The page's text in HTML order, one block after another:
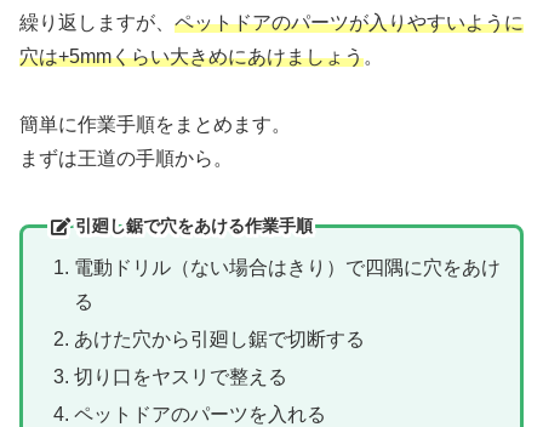
繰り返しますが、 ペットドアのパーツが入りやすいように
穴は+5mmくらい大きめにあけましょう。
簡単に作業手順をまとめます。
まずは王道の手順から。
引廻し鋸で穴をあける作業手順
電動ドリル（ない場合はきり）で四隅に穴をあけ
る
あけた穴から引廻し鋸で切断する
切り口をヤスリで整える
ペットドアのパーツを入れる